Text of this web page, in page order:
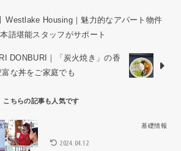
Westlake Housing｜魅力的なアパート物件
語堪能スタッフがサポート
DONBURI｜「炭火焼き」の香
な丼をご家庭でも
育・習い事 基礎情報
2024.04.12